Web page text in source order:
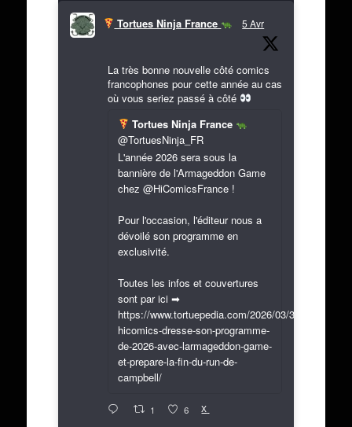
Tortues Ninja France 5 Avr
La très bonne nouvelle côté comics
francophones pour cette année au cas
où vous seriez passé à côté
Tortues Ninja France
@TortuesNinja_FR
L'année 2026 sera sous la
bannière de l'Armageddon Game
chez @HiComicsFrance !
Pour l'occasion, l'éditeur nous a
dévoilé son programme en
exclusivité.
Toutes les infos et couvertures
sont par ici ➡
https://www.tortuepedia.com/2026/03/31/exclusif-
hicomics-dresse-son-programme-
de-2026-avec-larmageddon-game-
et-prepare-la-fin-du-run-de-
campbell/
1 6 X